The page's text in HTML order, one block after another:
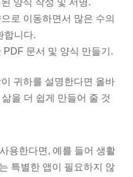
양식 작성 및 서명.
로 이동하면서 많은 수의
합니다.
문서 및 양식 만들기.
귀하를 설명한다면 올바
을 더 쉽게 만들어 줄 것
용한다면, 예를 들어 생활
특별한 앱이 필요하지 않